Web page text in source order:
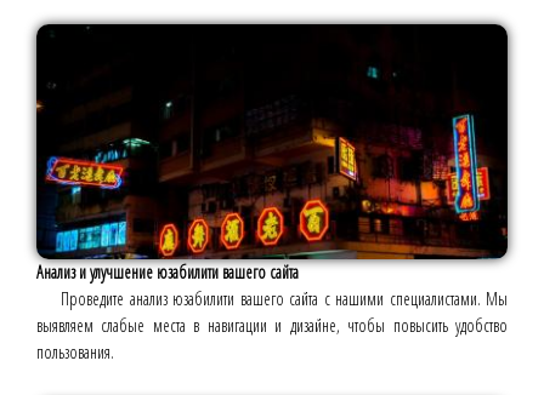
Анализ и улучшение юзабилити вашего сайта
Проведите анализ юзабилити вашего сайта с нашими специалистами. Мы
выявляем слабые места в навигации и дизайне, чтобы повысить удобство
пользования.